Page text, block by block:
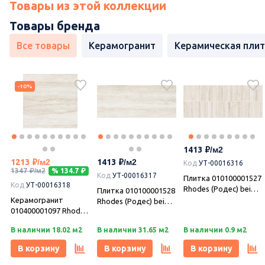
Товары из этой коллекции
Товары бренда
Все товары Керамогранит Керамическая
-10%
1213
1347
% 134.7
Код УТ-00016318
Керамогранит
010400001097 Rhodes
45х45, Gracia
Ceramica
В наличии 18.02 м2
В корзину
1413
Код УТ-00016317
Плитка 010100001528
Rhodes (Родес) beige
В наличии 31.65 м2
В корзину
1413
Код УТ-00016316
Плитка 010100001527
Rhodes (Родес) beige
В наличии 0.9 м2
В корзину